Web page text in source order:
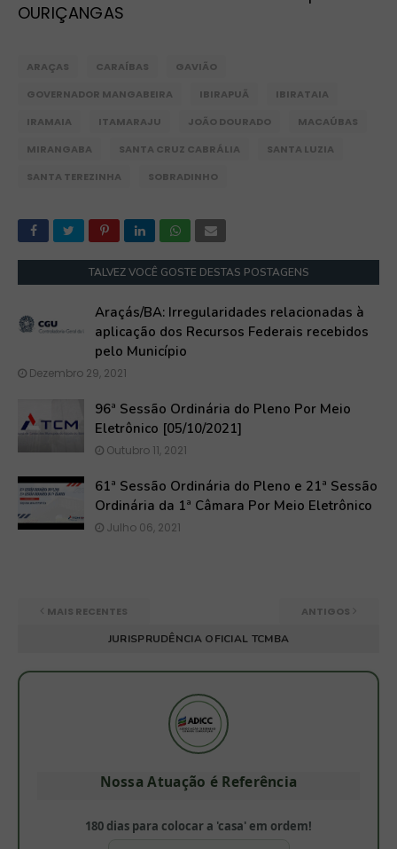
OURIÇANGAS
ARAÇAS CARAÍBAS
GAVIÃO
GOVERNADOR MANGABEIRA
IBIRAPUÃ
IBIRATAIA
IRAMAIA
ITAMARAJU JOÃO DOURADO
MACAÚBAS
MIRANGABA
SANTA CRUZ CABRÁLIA
SANTA LUZIA
SANTA TEREZINHA
SOBRADINHO
TALVEZ VOCÊ GOSTE DESTAS POSTAGENS
Araçás/BA: Irregularidades relacionadas à
aplicação dos Recursos Federais recebidos
pelo Município
Dezembro 29, 2021
96ª Sessão Ordinária do Pleno Por Meio
Eletrônico [05/10/2021]
Outubro 11, 2021
61ª Sessão Ordinária do Pleno e 21ª Sessão
Ordinária da 1ª Câmara Por Meio Eletrônico
Julho 06, 2021
MAIS RECENTES
ANTIGOS
JURISPRUDÊNCIA OFICIAL TCMBA
Nossa Atuação é Referência
180 dias para colocar a 'casa' em ordem!